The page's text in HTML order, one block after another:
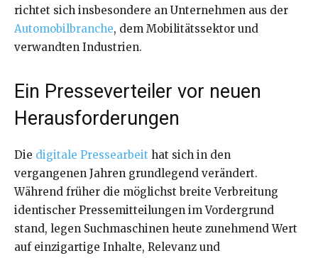
richtet sich insbesondere an Unternehmen aus der
Automobilbranche, dem Mobilitätssektor und
verwandten Industrien.
Ein Presseverteiler vor neuen
Herausforderungen
Die digitale Pressearbeit hat sich in den
vergangenen Jahren grundlegend verändert.
Während früher die möglichst breite Verbreitung
identischer Pressemitteilungen im Vordergrund
stand, legen Suchmaschinen heute zunehmend Wert
auf einzigartige Inhalte, Relevanz und